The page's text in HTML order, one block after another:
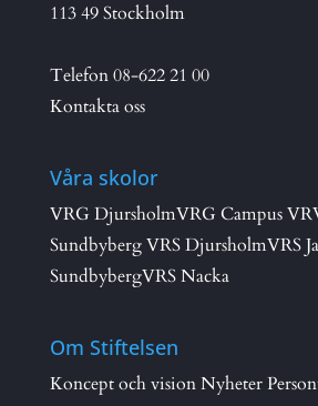
113 49 Stockholm
Telefon08-622 21 00
Kontakta oss
Våra skolor
VRG DjursholmVRG Campus VR
SundbybergVRS DjursholmVRS
SundbybergVRS Nacka
Om Stiftelsen
Koncept och visionNyheter